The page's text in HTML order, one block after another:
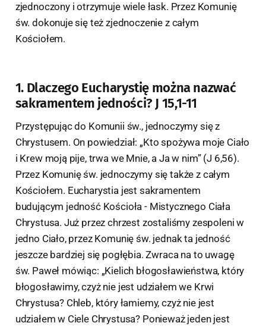
zjednoczony i otrzymuje wiele łask. Przez Komunię
św. dokonuje się też zjednoczenie z całym
Kościołem.
1. Dlaczego Eucharystię można nazwać
sakramentem jedności? J 15,1-11
Przystępując do Komunii św., jednoczymy się z
Chrystusem. On powiedział: „Kto spożywa moje Ciało
i Krew moją pije, trwa we Mnie, a Ja w nim” (J 6,56).
Przez Komunię św. jednoczymy się także z całym
Kościołem. Eucharystia jest sakramentem
budującym jedność Kościoła - Mistycznego Ciała
Chrystusa. Już przez chrzest zostaliśmy zespoleni w
jedno Ciało, przez Komunię św. jednak ta jedność
jeszcze bardziej się pogłębia. Zwraca na to uwagę
św. Paweł mówiąc: „Kielich błogosławieństwa, który
błogosławimy, czyż nie jest udziałem we Krwi
Chrystusa? Chleb, który łamiemy, czyż nie jest
udziałem w Ciele Chrystusa? Ponieważ jeden jest